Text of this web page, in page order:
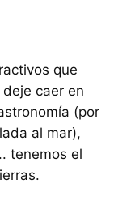
que
caer en
(por
al mar),
tenemos el